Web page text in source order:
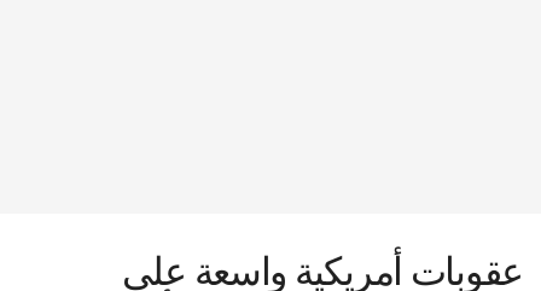
عقوبات أمريكية واسعة على